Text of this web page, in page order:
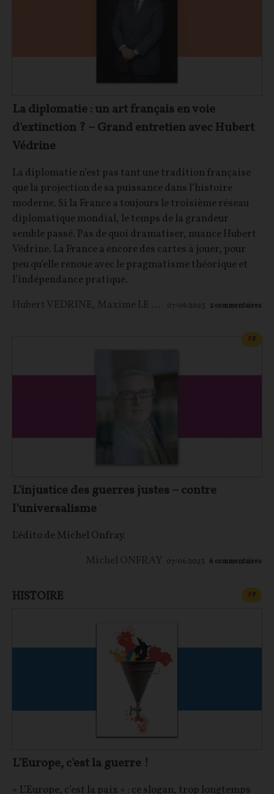
La diplomatie : un art français en voie
d'extinction ? – Grand entretien avec Hubert
Védrine
La diplomatie n’est pas tant une tradition française
que la projection de sa puissance dans l’histoire
moderne. Si la France a toujours le troisième réseau
diplomatique mondial, le temps de la grandeur
semble passé. Pas de quoi dramatiser, nuance Hubert
Védrine. La France a encore des cartes à jouer, pour
peu qu’elle renoue avec le pragmatisme théorique et
l’indépendance pratique.
Hubert VEDRINE, Maxime LE NAGARD 07/06/2023 2commentaires
FP
L'injustice des guerres justes – contre
l'universalisme
L'édito de Michel Onfray.
Michel ONFRAY 07/06/2023 6 commentaires
HISTOIRE FP
L'Europe, c'est la guerre !
« L’Europe, c’est la paix » : ce slogan, trop longtemps